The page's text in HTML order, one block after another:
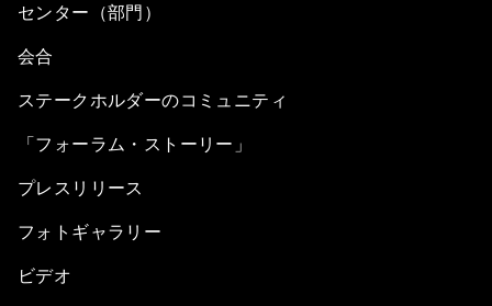
センター（部門）
会合
ステークホルダーのコミュニティ
「フォーラム・ストーリー」
プレスリリース
フォトギャラリー
ビデオ